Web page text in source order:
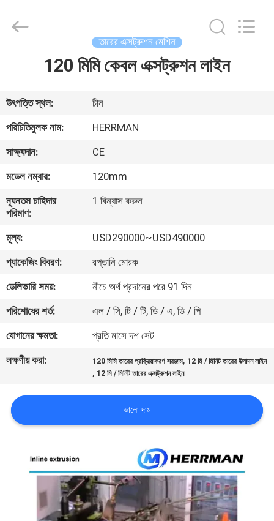
পণ্য
আমাদের
কারখানা
মান
নিয়ন্ত্রণ
যোগাযোগ
করুন
উদ্ধৃতির
আবেদন
Rights
Reserved.
তারের এক্সট্রুশন মেশিন
120 মিমি কেবল এক্সট্রুশন লাইন
উৎপত্তি স্থল:
চীন
পরিচিতিমুলক নাম:
HERRMAN
সাক্ষ্যদান:
CE
মডেল নম্বার:
120mm
ন্যূনতম চাহিদার
পরিমাণ:
1 বিন্যাস করুন
মূল্য:
USD290000~USD490000
প্যাকেজিং বিবরণ:
রপ্তানি মোরক
ডেলিভারি সময়:
নীচে অর্থ প্রদানের পরে 91 দিন
পরিশোধের শর্ত:
এল / সি, টি / টি, ডি / এ, ডি / পি
যোগানের ক্ষমতা:
প্রতি মাসে দশ সেট
লক্ষণীয় করা:
120 মিমি তারের প্রক্রিয়াকরণ সরঞ্জাম, 12 মি / মিনিট তারের উত্পাদন লাইন
, 12 মি / মিনিট তারের এক্সট্রুশন লাইন
ভালো দাম